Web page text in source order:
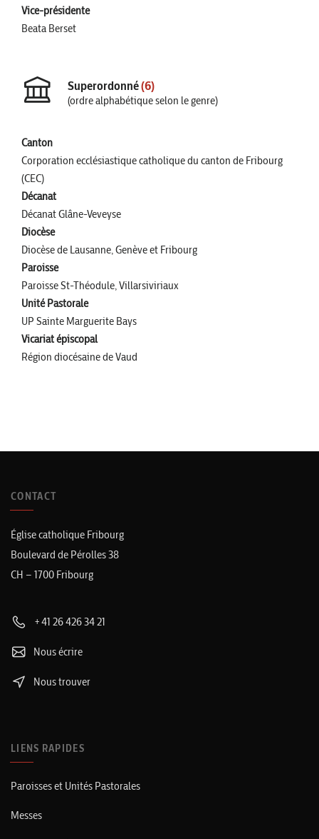
Vice-présidente
Beata Berset
Superordonné(6)
(ordre alphabétique selon le genre)
Canton
Corporation ecclésiastique catholique du canton de Fribourg
(CEC)
Décanat
Décanat Glâne-Veveyse
Diocèse
Diocèse de Lausanne, Genève et Fribourg
Paroisse
Paroisse St-Théodule, Villarsiviriaux
Unité Pastorale
UP Sainte Marguerite Bays
Vicariat épiscopal
Région diocésaine de Vaud
CONTACT
Église catholique Fribourg
Boulevard de Pérolles 38
CH – 1700 Fribourg
+41 26 426 34 21
Nous écrire
Nous trouver
LIENS RAPIDES
Paroisses et Unités Pastorales
Messes